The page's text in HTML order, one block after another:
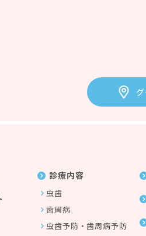
診療内容
虫歯
歯周病
虫歯予防・歯周病予防